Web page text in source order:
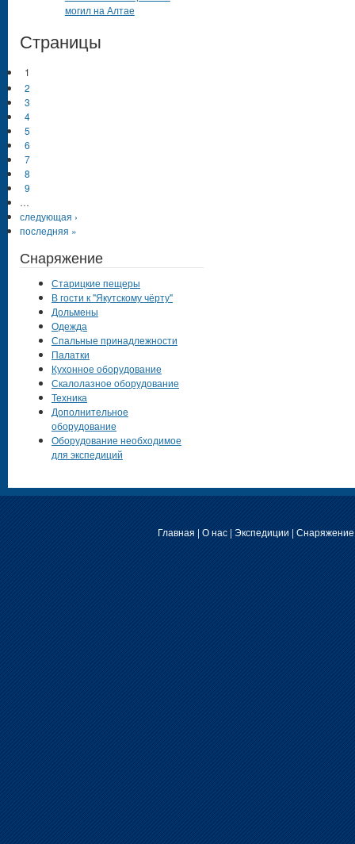
могил на Алтае
Страницы
1
2
3
4
5
6
7
8
9
…
следующая ›
последняя »
Снаряжение
Старицкие пещеры
В гости к "Якутскому чёрту"
Дольмены
Одежда
Спальные принадлежности
Палатки
Кухонное оборудование
Скалолазное оборудование
Техника
Дополнительное
оборудование
Оборудование необходимое
для экспедиций
Главная | О нас| Экспедиции | Снаряжение